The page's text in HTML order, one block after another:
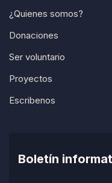
¿Quienes somos?
Donaciones
Ser voluntario
Proyectos
Escribenos
Boletín